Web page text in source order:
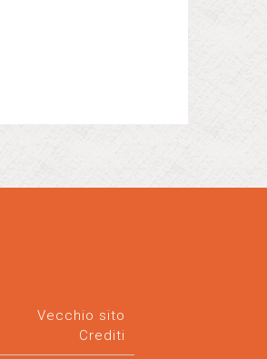
Vecchio sito
Crediti